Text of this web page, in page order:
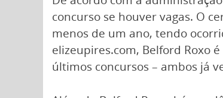
concurso se houver vagas. O
menos de um ano, tendo
elizeupires.com, Belford Roxo
últimos concursos – ambos já